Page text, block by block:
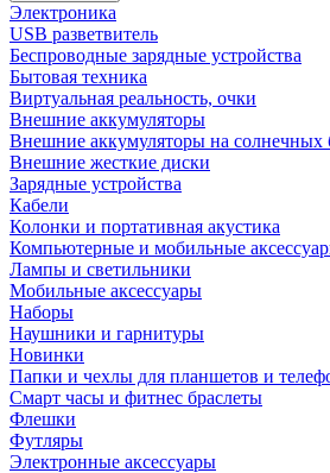
Электроника
USB разветвитель
Беспроводные зарядные устройства
Бытовая техника
Виртуальная реальность, очки
Внешние аккумуляторы
Внешние аккумуляторы на солнечных
Внешние жесткие диски
Зарядные устройства
Кабели
Колонки и портативная акустика
Компьютерные и мобильные
Лампы и светильники
Мобильные аксессуары
Наборы
Наушники и гарнитуры
Новинки
Папки и чехлы для планшетов и
Смарт часы и фитнес браслеты
Флешки
Футляры
Электронные аксессуары